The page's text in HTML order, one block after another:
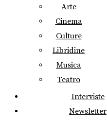
Arte
Cinema
Culture
Libridine
Musica
Teatro
Interviste
Newsletter